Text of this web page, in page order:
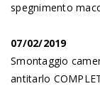
spegnimento
07/02/2019
Smontaggio
antitarlo